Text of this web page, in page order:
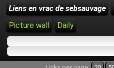
Liens en vrac de sebsauvage
Picture wall
Daily